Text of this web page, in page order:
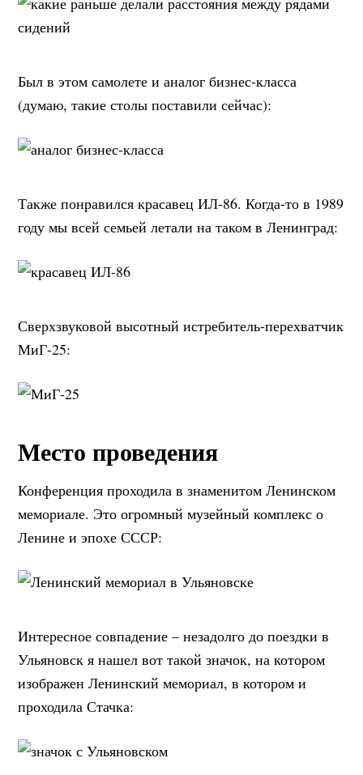
Был в этом самолете и аналог бизнес-класса
(думаю, такие столы поставили сейчас):
Также понравился красавец ИЛ-86. Когда-то в 1989
году мы всей семьей летали на таком в Ленинград:
Сверхзвуковой высотный истребитель-перехватчик
МиГ-25:
Место проведения
Конференция проходила в знаменитом Ленинском
мемориале. Это огромный музейный комплекс о
Ленине и эпохе СССР:
Интересное совпадение – незадолго до поездки в
Ульяновск я нашел вот такой значок, на котором
изображен Ленинский мемориал, в котором и
проходила Стачка: